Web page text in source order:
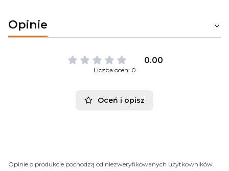
Opinie
0.00
Liczba ocen: 0
Oceń i opisz
Opinie o produkcie pochodzą od niezweryfikowanych użytkowników.